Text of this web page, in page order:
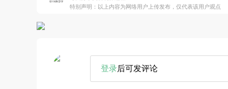
特别声明：以上内容为网络用户上传发布，仅代表该用户观点
登录后可发评论